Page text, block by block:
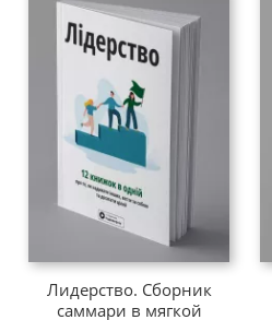
Лидерство. Сборник
саммари в мягкой